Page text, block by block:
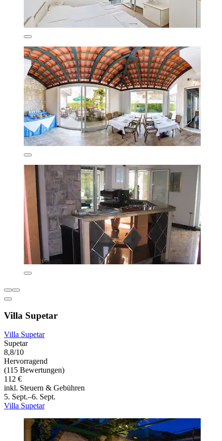
Villa Supetar
Villa Supetar
Supetar
8,8/10
Hervorragend
(115 Bewertungen)
112 €
inkl. Steuern & Gebühren
5. Sept.–6. Sept.
Villa Supetar